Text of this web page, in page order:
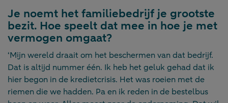
Je noemt het familiebedrijf je grootste
bezit. Hoe speelt dat mee in hoe je met
vermogen omgaat?
‘Mijn wereld draait om het beschermen van dat bedrijf.
Dat is altijd nummer één. Ik heb het geluk gehad dat ik
hier begon in de kredietcrisis. Het was roeien met de
riemen die we hadden. Pa en ik reden in de bestelbus